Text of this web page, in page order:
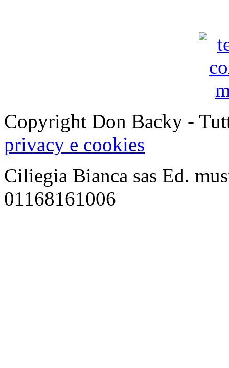
Copyright Don Backy -
privacy e cookies
جوستين
جاكوبس
Justine
Jakobs
Ciliegia Bianca sas Ed.
01168161006